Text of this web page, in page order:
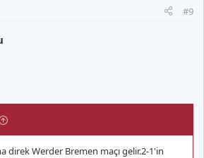
#9
direk Werder Bremen maçı gelir.2-1'in